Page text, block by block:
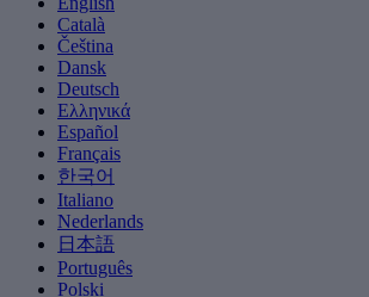
Català
Čeština
Dansk
Deutsch
Ελληνικά
Español
Français
한국어
Italiano
Nederlands
日本語
Português
Polski